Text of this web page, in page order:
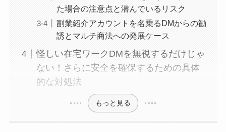
た場合の注意点と潜んでいるリスク
副業紹介アカウントを名乗るDMからの勧
誘とマルチ商法への発展ケース
怪しい在宅ワークDMを無視するだけじゃ
ない！さらに安全を確保するための具体
的な対処法
もっと見る